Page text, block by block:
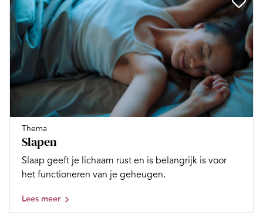
Thema
Slapen
Slaap geeft je lichaam rust en is belangrijk is voor
het functioneren van je geheugen.
Lees meer